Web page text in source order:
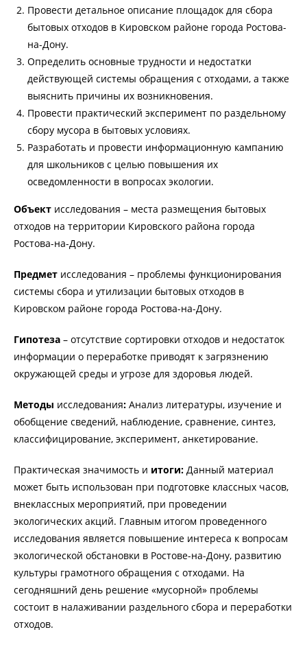
Провести детальное описание площадок для сбора
бытовых отходов в Кировском районе города Ростова-
на-Дону.
Определить основные трудности и недостатки
действующей системы обращения с отходами, а также
выяснить причины их возникновения.
Провести практический эксперимент по раздельному
сбору мусора в бытовых условиях.
Разработать и провести информационную кампанию
для школьников с целью повышения их
осведомленности в вопросах экологии.
Объект исследования – места размещения бытовых
отходов на территории Кировского района города
Ростова-на-Дону.
Предмет исследования – проблемы функционирования
системы сбора и утилизации бытовых отходов в
Кировском районе города Ростова-на-Дону.
Гипотеза – отсутствие сортировки отходов и недостаток
информации о переработке приводят к загрязнению
окружающей среды и угрозе для здоровья людей.
Методы исследования: Анализ литературы, изучение и
обобщение сведений, наблюдение, сравнение, синтез,
классифицирование, эксперимент, анкетирование.
Практическая значимость и итоги: Данный материал
может быть использован при подготовке классных часов,
внеклассных мероприятий, при проведении
экологических акций. Главным итогом проведенного
исследования является повышение интереса к вопросам
экологической обстановки в Ростове-на-Дону, развитию
культуры грамотного обращения с отходами. На
сегодняшний день решение «мусорной» проблемы
состоит в налаживании раздельного сбора и переработки
отходов.